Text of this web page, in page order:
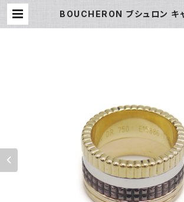
BOUCHERON ブシュロン キ